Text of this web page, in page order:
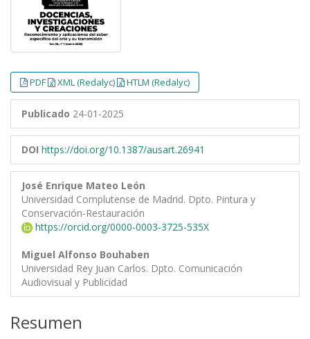
PDF XML (Redalyc) HTLM (Redalyc)
Publicado 24-01-2025
DOI https://doi.org/10.1387/ausart.26941
José Enrique Mateo León
Universidad Complutense de Madrid. Dpto. Pintura y
Conservación-Restauración
https://orcid.org/0000-0003-3725-535X
Miguel Alfonso Bouhaben
Universidad Rey Juan Carlos. Dpto. Comunicación
Audiovisual y Publicidad
Resumen